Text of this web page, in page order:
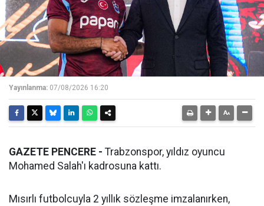
Yayınlanma: 07/08/2026 16:20
GAZETE PENCERE - Trabzonspor, yıldız oyuncu
Mohamed Salah'ı kadrosuna kattı.
Mısırlı futbolcuyla 2 yıllık sözleşme imzalanırken,